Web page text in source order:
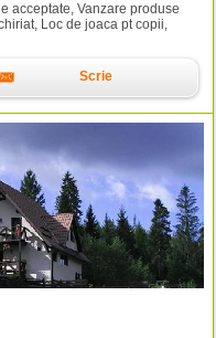
acceptate, Vanzare produse
Loc de joaca pt copii,
Scrie